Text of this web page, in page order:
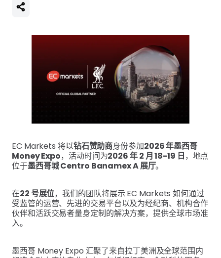
EC Markets 将以钻石赞助商身份参加2026 年墨西哥
Money Expo，活动时间为2026 年 2 月 18-19 日，地点
位于墨西哥城 Centro Banamex A 展厅。
在22 号展位，我们的团队将展示 EC Markets 如何通过
受监管的运营、先进的交易平台以及为经纪商、机构合作
伙伴和活跃交易者量身定制的解决方案，提供全球市场准
入。
墨西哥 Money Expo 汇聚了来自拉丁美洲及全球范围内